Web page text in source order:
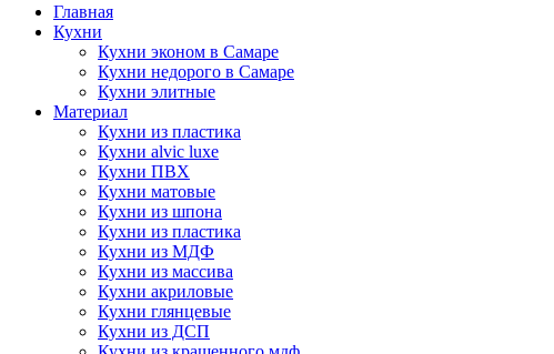
Главная
Кухни
Кухни эконом в Самаре
Кухни недорого в Самаре
Кухни элитные
Материал
Кухни из пластика
Кухни alvic luxe
Кухни ПВХ
Кухни матовые
Кухни из шпона
Кухни из пластика
Кухни из МДФ
Кухни из массива
Кухни акриловые
Кухни глянцевые
Кухни из ДСП